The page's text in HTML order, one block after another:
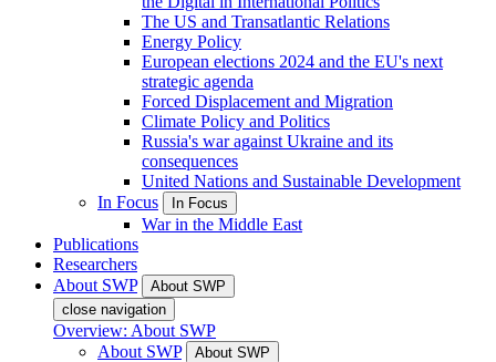
The US and Transatlantic Relations
Energy Policy
European elections 2024 and the EU's next
strategic agenda
Forced Displacement and Migration
Climate Policy and Politics
Russia's war against Ukraine and its
consequences
United Nations and Sustainable Development
In Focus
In Focus
War in the Middle East
Publications
Researchers
About SWP
About SWP
close navigation
Overview: About SWP
About SWP
About SWP